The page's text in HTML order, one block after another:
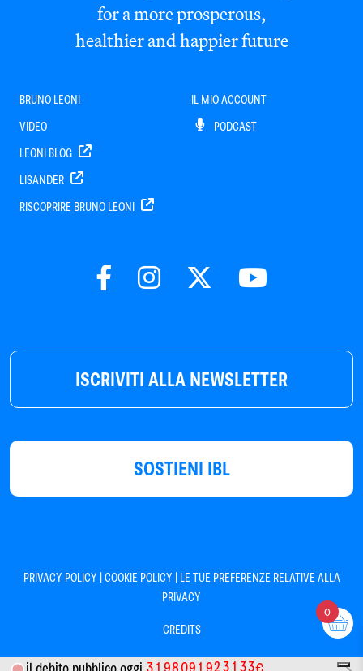
ISCRIVITI ALLA NEWSLETTER
SOSTIENI IBL
for a more prosperous,
healthier and happier future
BRUNO LEONI
VIDEO
LEONI BLOG
LISANDER
RISCOPRIRE BRUNO LEONI
IL MIO ACCOUNT
PODCAST
PRIVACY POLICY |COOKIE POLICY | LE TUE PREFERENZE RELATIVE ALLA
PRIVACY
CREDITS
0